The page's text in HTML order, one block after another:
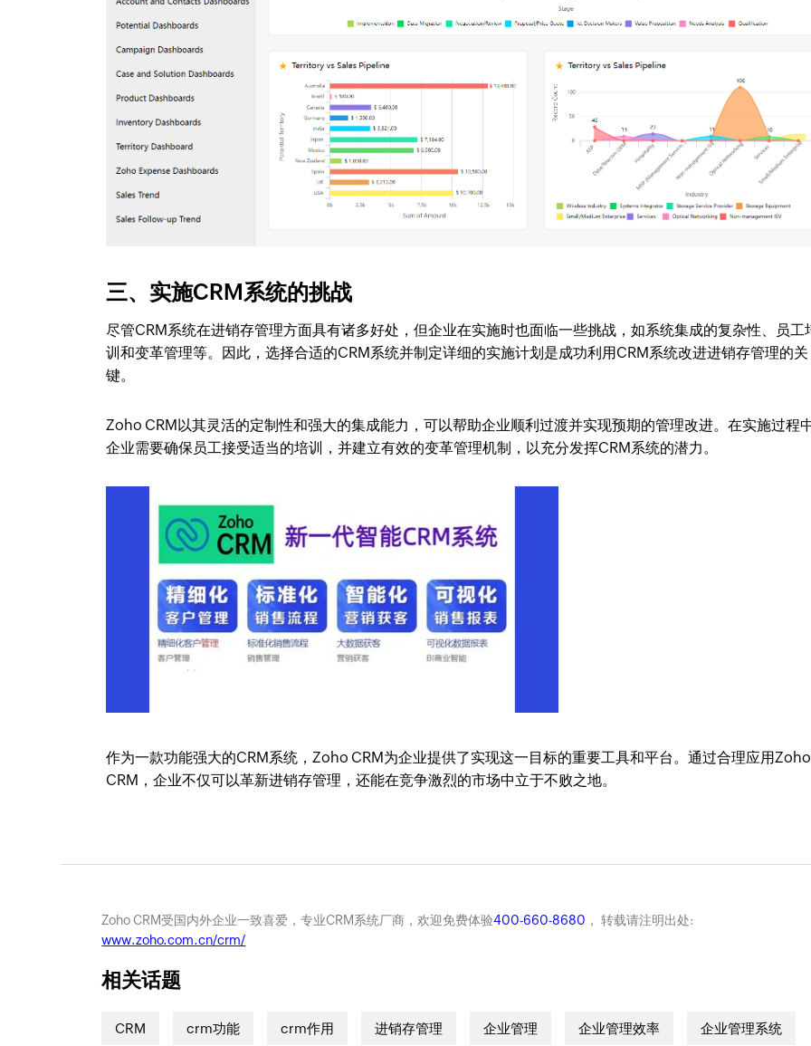
三、实施CRM系统的挑战
尽管CRM系统在进销存管理方面具有诸多好处，但企业在实施时也面临一些挑战，如系统集成的复杂性、员工
训和变革管理等。因此，选择合适的CRM系统并制定详细的实施计划是成功利用CRM系统改进进销存管理的关
键。
Zoho CRM以其灵活的定制性和强大的集成能力，可以帮助企业顺利过渡并实现预期的管理改进。在实施过程
企业需要确保员工接受适当的培训，并建立有效的变革管理机制，以充分发挥CRM系统的潜力。
作为一款功能强大的CRM系统，Zoho CRM为企业提供了实现这一目标的重要工具和平台。通过合理应用Zoho
CRM，企业不仅可以革新进销存管理，还能在竞争激烈的市场中立于不败之地。
Zoho CRM受国内外企业一致喜爱，专业CRM系统厂商，欢迎免费体验400-660-8680 ， 转载请注明出处:
www.zoho.com.cn/crm/
相关话题
CRM crm功能 crm作用 进销存管理 企业管理 企业管理效率 企业管理系统